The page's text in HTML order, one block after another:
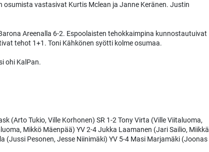
vastasivat Kurtis Mclean ja Janne Keränen. Justin
Areenalla 6-2. Espoolaisten tehokkaimpina kunnostautuivat
tehot 1+1. Toni Kähkönen syötti kolme osumaa.
ohi KalPan.
(Arto Tukio, Ville Korhonen) SR 1-2 Tony Virta (Ville Viitaluoma,
Mikkö Mäenpää) YV 2-4 Jukka Laamanen (Jari Sailio, Miikkä
(Jussi Pesonen, Jesse Niinimäki) YV 5-4 Masi Marjamäki (Joonas